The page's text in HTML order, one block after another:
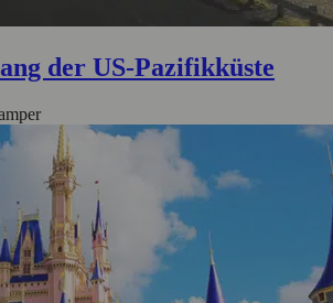
der US-Pazifikküste